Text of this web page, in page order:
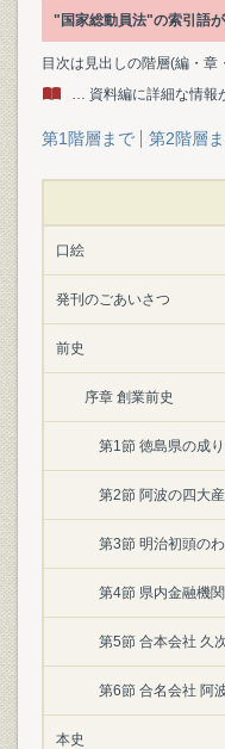
"国家総動員法"の索引語
目次は見出しの階層(編・
… 資料編に詳細な情報
第1階層まで 第2階層
口絵
発刊のごあいさつ
前史
序章 創業前史
第1節 徳島県の成
第2節 阿波の四大
第3節 明治初頭の
第4節 県内金融機
第5節 合本会社 久
第6節 合名会社 阿
本史